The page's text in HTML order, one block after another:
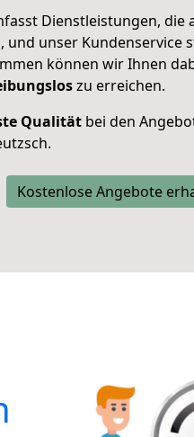
Dienstleistungen, die
und unser Kundenservice
können wir Ihnen
zu erreichen.
Qualität bei den
Kostenlose Angebote